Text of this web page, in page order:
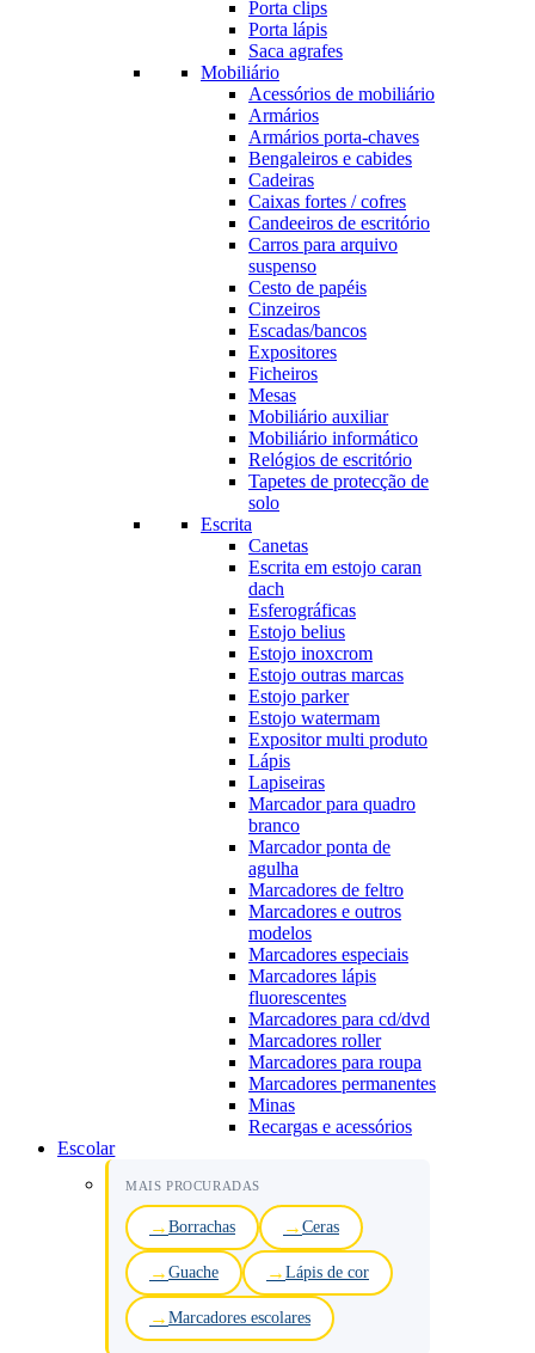
Porta clips
Porta lápis
Saca agrafes
Mobiliário
Acessórios de mobiliário
Armários
Armários porta-chaves
Bengaleiros e cabides
Cadeiras
Caixas fortes / cofres
Candeeiros de escritório
Carros para arquivo
suspenso
Cesto de papéis
Cinzeiros
Escadas/bancos
Expositores
Ficheiros
Mesas
Mobiliário auxiliar
Mobiliário informático
Relógios de escritório
Tapetes de protecção de
solo
Escrita
Canetas
Escrita em estojo caran
dach
Esferográficas
Estojo belius
Estojo inoxcrom
Estojo outras marcas
Estojo parker
Estojo watermam
Expositor multi produto
Lápis
Lapiseiras
Marcador para quadro
branco
Marcador ponta de
agulha
Marcadores de feltro
Marcadores e outros
modelos
Marcadores especiais
Marcadores lápis
fluorescentes
Marcadores para cd/dvd
Marcadores roller
Marcadores para roupa
Marcadores permanentes
Minas
Recargas e acessórios
Escolar
MAIS PROCURADAS
Borrachas Ceras
Guache Lápis de cor
Marcadores escolares